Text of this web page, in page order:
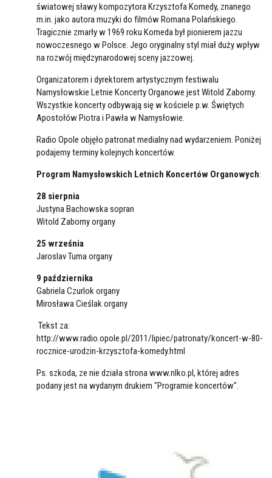
światowej sławy kompozytora Krzysztofa Komedy, znanego
m.in. jako autora muzyki do filmów Romana Polańskiego.
Tragicznie zmarły w 1969 roku Komeda był pionierem jazzu
nowoczesnego w Polsce. Jego oryginalny styl miał duży wpływ
na rozwój międzynarodowej sceny jazzowej.
Organizatorem i dyrektorem artystycznym festiwalu
Namysłowskie Letnie Koncerty Organowe jest Witold Zaborny.
Wszystkie koncerty odbywają się w kościele p.w. Świętych
Apostołów Piotra i Pawła w Namysłowie.
Radio Opole objęło patronat medialny nad wydarzeniem. Poniżej
podajemy terminy kolejnych koncertów.
Program Namysłowskich Letnich Koncertów Organowych:
28 sierpnia
Justyna Bachowska sopran
Witold Zaborny organy
25 września
Jaroslav Tuma organy
9 października
Gabriela Czurlok organy
Mirosława Cieślak organy
Tekst za:
http://www.radio.opole.pl/2011/lipiec/patronaty/koncert-w-80-
rocznice-urodzin-krzysztofa-komedy.html
Ps. szkoda, ze nie działa strona www.nlko.pl, której adres
podany jest na wydanym drukiem "Programie koncertów".